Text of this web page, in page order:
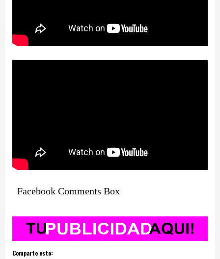
Facebook Comments Box
Comparte esto: